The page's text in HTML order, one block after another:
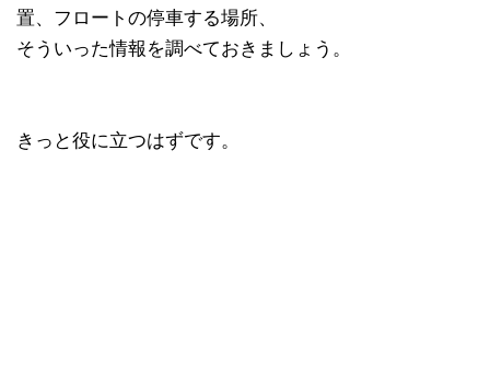
置、フロートの停車する場所、
そういった情報を調べておきましょう。
きっと役に立つはずです。